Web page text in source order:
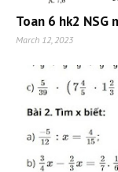
Toan 6 hk2 NSG
March 12, 2023